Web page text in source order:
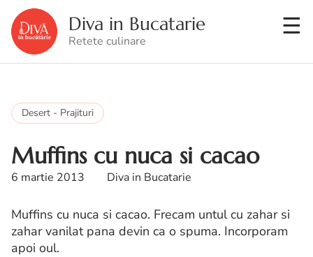
Diva in Bucatarie
Retete culinare
Desert - Prajituri
Muffins cu nuca si cacao
6 martie 2013 Diva in Bucatarie
Muffins cu nuca si cacao. Frecam untul cu zahar si
zahar vanilat pana devin ca o spuma. Incorporam
apoi oul.